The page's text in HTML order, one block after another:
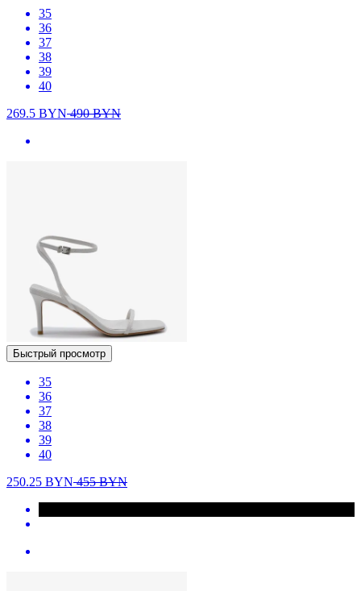
35
36
37
38
39
40
269.5 BYN490BYN
Быстрый просмотр
35
36
37
38
39
40
250.25 BYN455BYN